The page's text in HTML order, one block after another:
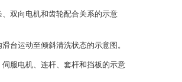
、双向电机和齿轮配合关系的示意
台运动至倾斜清洗状态的示意图。
伺服电机、连杆、套杆和挡板的示意